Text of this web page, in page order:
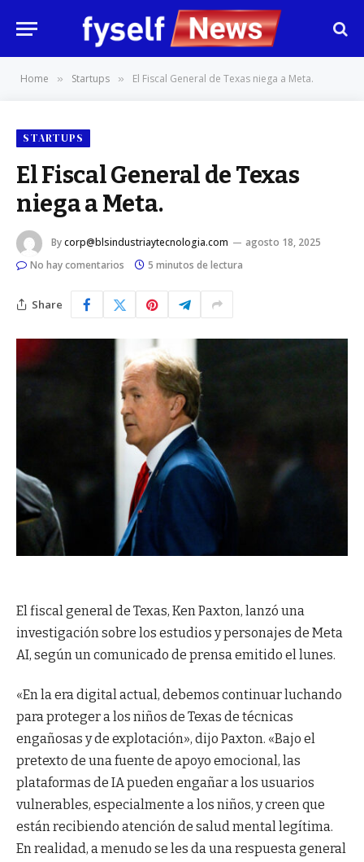
Home » Startups » El Fiscal General de Texas niega a Meta.
STARTUPS
El Fiscal General de Texas
niega a Meta.
Bycorp@blsindustriaytecnologia.com
agosto 18, 2025
No hay comentarios
5 minutos de lectura
Share
El fiscal general de Texas, Ken Paxton, lanzó una
investigación sobre los estudios y personajes de Meta
AI, según un comunicado de prensa emitido el lunes.
«En la era digital actual, debemos continuar luchando
para proteger a los niños de Texas de técnicas
engañosas y de explotación», dijo Paxton. «Bajo el
pretexto de una fuente de apoyo emocional, las
plataformas de IA pueden engañar a los usuarios
vulnerables, especialmente a los niños, y creen que
están recibiendo atención de salud mental legítima.
En realidad, a menudo se les da una respuesta general